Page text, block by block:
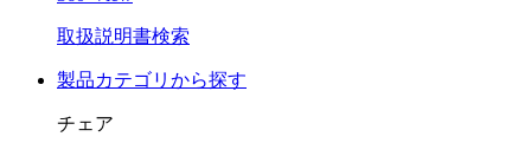
取扱説明書検索
製品カテゴリから探す
チェア